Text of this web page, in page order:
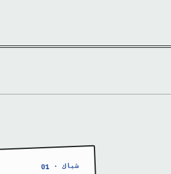
شباك · 01